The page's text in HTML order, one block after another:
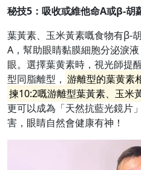
秘技5 ： 吸收或維他命A或β-胡
葉黃素、玉米黃素嘅食物有β-
A，幫助眼睛黏膜細胞分泌淚
眼。選擇葉黄素時，視光師提
型同脂離型， 游離型的葉黄素
揀10:2嘅游離型葉黃素、玉米
更可以成為「天然抗藍光鏡片
害，眼睛自然會健康有神！